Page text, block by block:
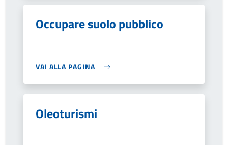
Occupare suolo pubblico
VAI ALLA PAGINA
Oleoturismi